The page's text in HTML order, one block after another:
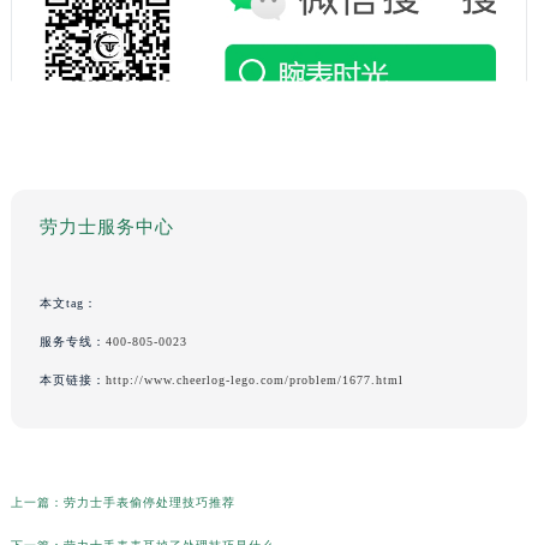
劳力士服务中心
本文tag：
服务专线： 400-805-0023
本页链接： http://www.cheerlog-lego.com/problem/1677.html
上一篇： 劳力士手表偷停处理技巧推荐